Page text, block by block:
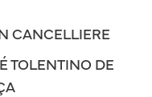
CANCELLIERE
TOLENTINO DE